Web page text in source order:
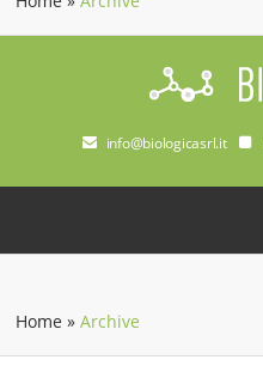
info@biologicasrl.it
Home »Archive